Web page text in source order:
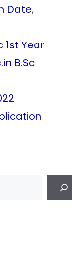
Date,
1st Year
B.Sc